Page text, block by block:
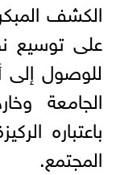
الكشف
على توسيع
للوصول إلى
الجامعة
باعتباره
المجتمع.